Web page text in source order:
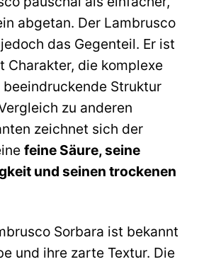
abgetan. Der Lambrusco
das Gegenteil. Er ist
Charakter, die komplexe
Struktur
zu anderen
zeichnet sich der
feine Säure, seine
und seinen trockenen
Sorbara ist bekannt
und ihre zarte Textur. Die